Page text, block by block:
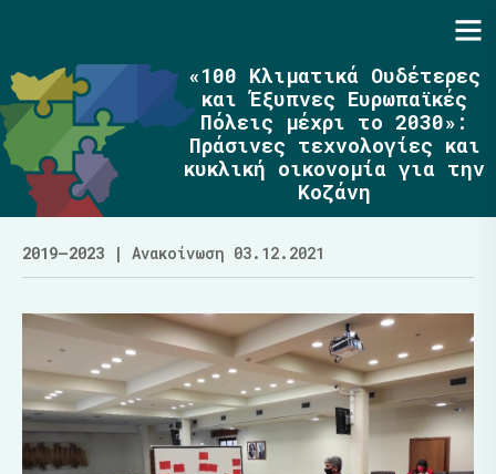
«100 Κλιματικά Ουδέτερες
και Έξυπνες Ευρωπαϊκές
Πόλεις μέχρι το 2030»:
Πράσινες τεχνολογίες και
κυκλική οικονομία για την
Κοζάνη
2019–2023 | Ανακοίνωση 03.12.2021